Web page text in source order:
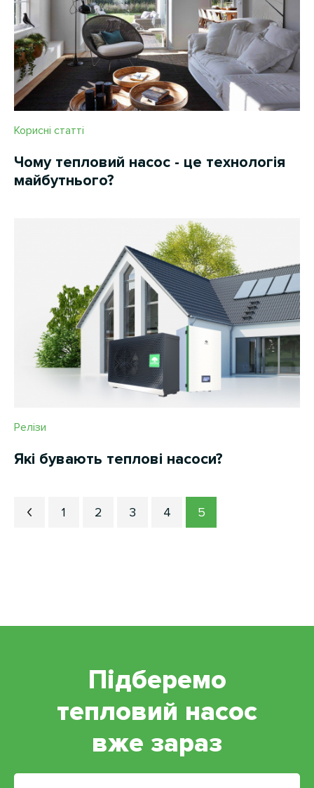
Корисні статті
Чому тепловий насос - це технологія
майбутнього?
Релізи
Які бувають теплові насоси?
1 2 3 4 5
Підберемо
тепловий насос
вже зараз